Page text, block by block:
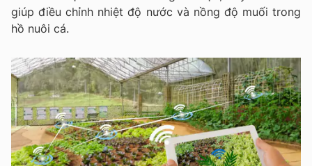
giúp điều chỉnh nhiệt độ nước và nồng độ muối trong
hồ nuôi cá.